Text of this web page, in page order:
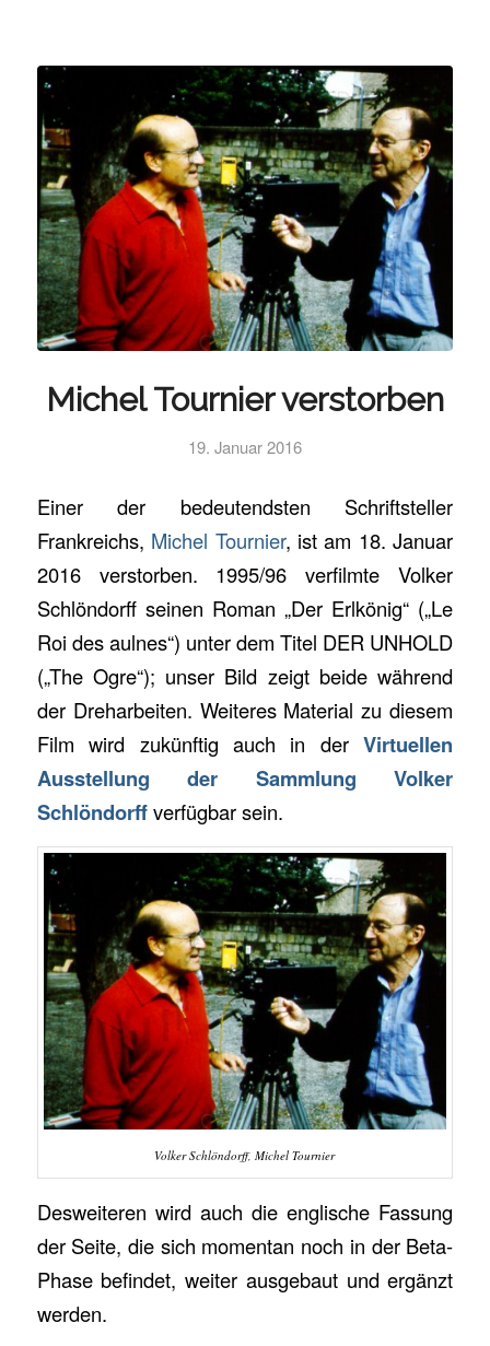
Michel Tournier verstorben
19. Januar 2016
Einer der bedeutendsten Schriftsteller
Frankreichs, Michel Tournier, ist am 18. Januar
2016 verstorben. 1995/96 verfilmte Volker
Schlöndorff seinen Roman „Der Erlkönig“ („Le
Roi des aulnes“) unter dem Titel DER UNHOLD
(„The Ogre“); unser Bild zeigt beide während
der Dreharbeiten. Weiteres Material zu diesem
Film wird zukünftig auch in derVirtuellen
Ausstellung der Sammlung Volker
Schlöndorffverfügbar sein.
Volker Schlöndorff, Michel Tournier
Desweiteren wird auch die englische Fassung
der Seite, die sich momentan noch in der Beta-
Phase befindet, weiter ausgebaut und ergänzt
werden.